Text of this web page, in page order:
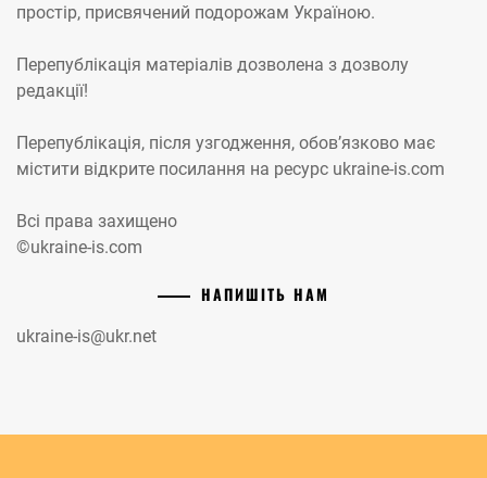
простір, присвячений подорожам Україною.
Перепублікація матеріалів дозволена з дозволу
редакції!
Перепублікація, після узгодження, обов’язково має
містити відкрите посилання на ресурс ukraine-is.com
Всі права захищено
©ukraine-is.com
НАПИШІТЬ НАМ
ukraine-is@ukr.net